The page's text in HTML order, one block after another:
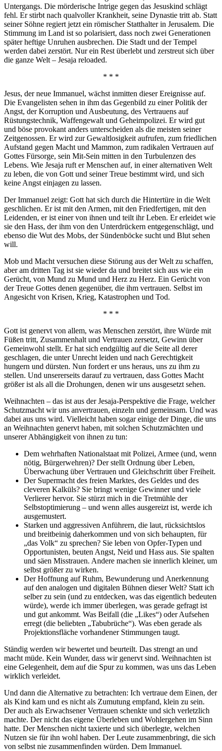
Untergangs. Die mörderische Intrige gegen das Jesuskind schlägt
fehl. Er stirbt nach qualvoller Krankheit, seine Dynastie tritt ab. Statt
seiner Söhne regiert jetzt ein römischer Statthalter in Jerusalem. Die
Stimmung im Land ist so polarisiert, dass noch zwei Generationen
später heftige Unruhen ausbrechen. Die Stadt und der Tempel
werden dabei zerstört. Nur ein Rest überlebt und zerstreut sich über
die ganze Welt – Jesaja reloaded.
* * *
Jesus, der neue Immanuel, wächst inmitten dieser Ereignisse auf.
Die Evangelisten sehen in ihm das Gegenbild zu einer Politik der
Angst, der Korruption und Ausbeutung, des Vertrauens auf
Rüstungstechnik, Waffengewalt und Geheimpolizei. Er wird gut
und böse provokant anders unterscheiden als die meisten seiner
Zeitgenossen. Er wird zur Gewaltlosigkeit aufrufen, zum friedlichen
Aufstand gegen Macht und Mammon, zum radikalen Vertrauen auf
Gottes Fürsorge, sein Mit-Sein mitten in den Turbulenzen des
Lebens. Wie Jesaja ruft er Menschen auf, in einer alternativen Welt
zu leben, die von Gott und seiner Treue bestimmt wird, und sich
keine Angst einjagen zu lassen.
Der Immanuel zeigt: Gott hat sich durch die Hintertüre in die Welt
geschlichen. Er ist mit den Armen, mit den Friedfertigen, mit den
Leidenden, er ist einer von ihnen und teilt ihr Leben. Er erleidet wie
sie den Hass, der ihm von den Unterdrückern entgegenschlägt, und
ebenso die Wut des Mobs, der Sündenböcke sucht und Blut sehen
will.
Mob und Macht versuchen diese Störung aus der Welt zu schaffen,
aber am dritten Tag ist sie wieder da und breitet sich aus wie ein
Gerücht, von Mund zu Mund und Herz zu Herz. Ein Gerücht von
der Treue Gottes denen gegenüber, die ihm vertrauen. Selbst im
Angesicht von Krisen, Krieg, Katastrophen und Tod.
* * *
Gott ist genervt von allem, was Menschen zerstört, ihre Würde mit
Füßen tritt, Zusammenhalt und Vertrauen zersetzt, Gewinn über
Gemeinwohl stellt. Er hat sich endgültig auf die Seite all derer
geschlagen, die unter Unrecht leiden und nach Gerechtigkeit
hungern und dürsten. Nun fordert er uns heraus, uns zu ihm zu
stellen. Und unsererseits darauf zu vertrauen, dass Gottes Macht
größer ist als all die Drohungen, denen wir uns ausgesetzt sehen.
Weihnachten – das ist aus der Jesaja-Perspektive die Frage, welcher
Schutzmacht wir uns anvertrauen, einzeln und gemeinsam. Und was
dabei aus uns wird. Vielleicht haben sogar einige der Dinge, die uns
an Weihnachten genervt haben, mit solchen Schutzmächten und
unserer Abhängigkeit von ihnen zu tun:
Dem wehrhaften Nationalstaat mit Polizei, Armee (und, wenn
nötig, Bürgerwehren)? Der stellt Ordnung über Leben,
Überwachung über Vertrauen und Gleichschritt über Freiheit.
Der Supermacht des freien Marktes, des Geldes und des
cleveren Kalküls? Sie bringt wenige Gewinner und viele
Verlierer hervor. Sie stürzt mich in die Tretmühle der
Selbstoptimierung – und wenn alles ausgereizt ist, werde ich
ausgemustert.
Starken und aggressiven Anführern, die laut, rücksichtslos
und breitbeinig daherkommen und von sich behaupten, für
„das Volk“ zu sprechen? Sie leben von Opfer-Typen und
Opportunisten, beuten Angst, Neid und Hass aus. Sie spalten
und säen Misstrauen. Andere machen sie innerlich kleiner, um
selbst größer zu wirken.
Der Hoffnung auf Ruhm, Bewunderung und Anerkennung
auf den analogen und digitalen Bühnen dieser Welt? Statt ich
selber zu sein (und zu entdecken, was das eigentlich bedeuten
würde), werde ich immer überlegen, was gerade gefragt ist
und gut ankommt. Was Beifall (die „Likes“) oder Aufsehen
erregt (die beliebten „Tabubrüche“). Was eben gerade als
Projektionsfläche vorhandener Stimmungen taugt.
Ständig werden wir bewertet und beurteilt. Das strengt an und
macht müde. Kein Wunder, dass wir genervt sind. Weihnachten ist
eine Gelegenheit, dem auf die Spur zu kommen, was uns das Leben
wirklich verleidet.
Und dann die Alternative zu betrachten: Ich vertraue dem Einen, der
als Kind kam und es nicht als Zumutung empfand, klein zu sein.
Der auch als Erwachsener Vertrauen schenkte und sich verletzlich
machte. Der nicht das eigene Überleben und Wohlergehen im Sinn
hatte. Der Menschen nicht taxierte und sich überlegte, welchen
Nutzen sie für ihn wohl haben. Der Leute zusammenbringt, die sich
von selbst nie zusammenfinden würden. Dem Immanuel.